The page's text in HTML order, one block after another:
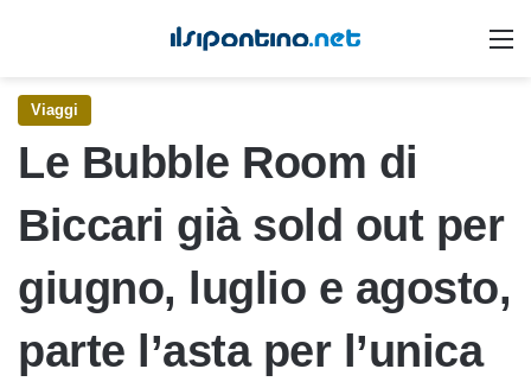
Viaggi
Le Bubble Room di
Biccari già sold out per
giugno, luglio e agosto,
parte l’asta per l’unica